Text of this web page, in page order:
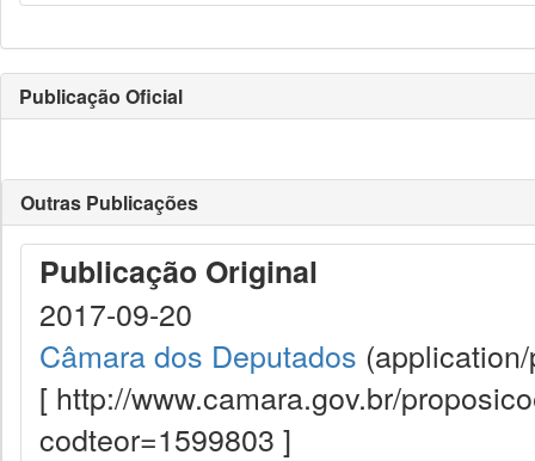
Publicação Oficial
Outras Publicações
Publicação Original
2017-09-20
Câmara dos Deputados
[ http://www.camara.gov.br/
codteor=1599803 ]